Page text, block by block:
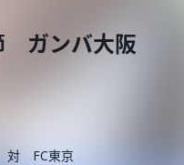
ガンバ大阪
対 FC東京